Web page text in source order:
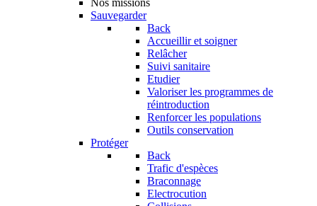
Nos missions
Sauvegarder
Back
Accueillir et soigner
Relâcher
Suivi sanitaire
Etudier
Valoriser les programmes de
réintroduction
Renforcer les populations
Outils conservation
Protéger
Back
Trafic d'espèces
Braconnage
Electrocution